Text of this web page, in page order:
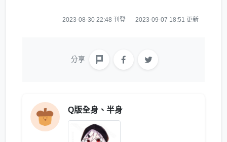
2023-08-30 22:48 刊登 2023-09-07 18:51 更新
分享
Q版全身、半身